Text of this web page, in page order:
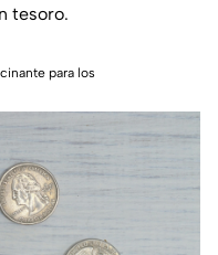
tesoro.
para los